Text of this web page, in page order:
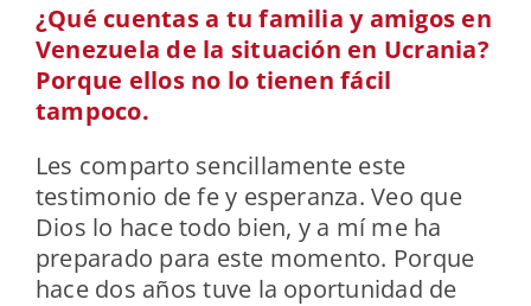
¿Qué cuentas a tu familia y amigos en
Venezuela de la situación en Ucrania?
Porque ellos no lo tienen fácil
tampoco.
Les comparto sencillamente este
testimonio de fe y esperanza. Veo que
Dios lo hace todo bien, y a mí me ha
preparado para este momento. Porque
hace dos años tuve la oportunidad de